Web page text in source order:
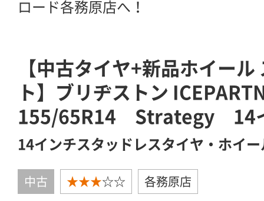
ロード各務原店へ！
【中古タイヤ+新品ホイー
ト】ブリヂストン
155/65R14 Strategy 14
14インチスタッドレスタイヤ・ホイ
中古 ★★★☆☆ 各務原店